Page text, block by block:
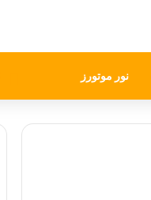
نور موتورز